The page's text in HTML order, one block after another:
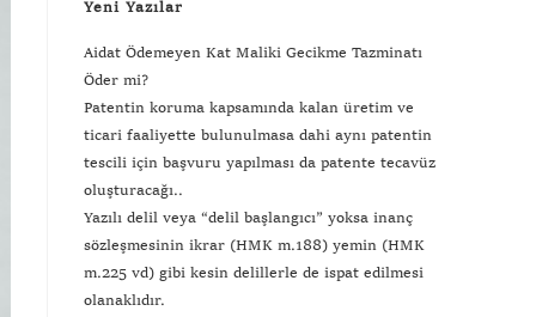
Yeni Yazılar
Aidat Ödemeyen Kat Maliki Gecikme Tazminatı
Öder mi?
Patentin koruma kapsamında kalan üretim ve
ticari faaliyette bulunulmasa dahi aynı patentin
tescili için başvuru yapılması da patente tecavüz
oluşturacağı..
Yazılı delil veya “delil başlangıcı” yoksa inanç
sözleşmesinin ikrar (HMK m.188) yemin (HMK
m.225 vd) gibi kesin delillerle de ispat edilmesi
olanaklıdır.